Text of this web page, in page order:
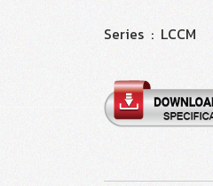
Series : LCCM